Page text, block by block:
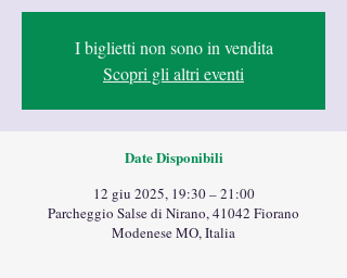
I biglietti non sono in vendita
Scopri gli altri eventi
Date Disponibili
12 giu 2025, 19:30 – 21:00
Parcheggio Salse di Nirano, 41042 Fiorano
Modenese MO, Italia